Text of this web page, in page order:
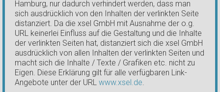
Hamburg, nur dadurch verhindert werden, dass man
sich ausdrücklich von den Inhalten der verlinkten Seite
distanziert. Da die xsel GmbH mit Ausnahme der o.g.
URL keinerlei Einfluss auf die Gestaltung und die Inhalte
der verlinkten Seiten hat, distanziert sich die xsel GmbH
ausdrücklich von allen Inhalten der verlinkten Seiten und
macht sich die Inhalte / Texte / Grafiken etc. nicht zu
Eigen. Diese Erklärung gilt für alle verfügbaren Link-
Angebote unter der URL www.xsel.de.